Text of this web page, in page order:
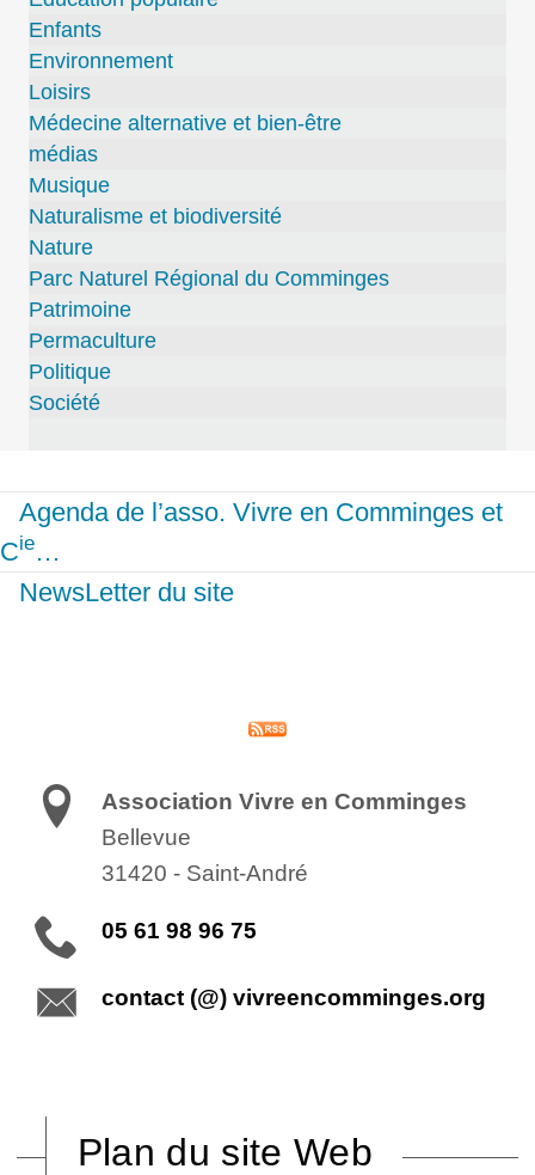
Enfants
Environnement
Loisirs
Médecine alternative et bien-être
médias
Musique
Naturalisme et biodiversité
Nature
Parc Naturel Régional du Comminges
Patrimoine
Permaculture
Politique
Société
Agenda de l’asso. Vivre en Comminges et
Cie…
NewsLetter du site
Association Vivre en Comminges
Bellevue
31420 - Saint-André
05 61 98 96 75
contact (@) vivreencomminges.org
Plan du site Web